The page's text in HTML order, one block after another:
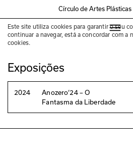
Círculo de Artes
Este site utiliza cookies para garantir o seu
continuar a navegar, está a concordar com a
cookies.
NEG (Nova
Exposições
2024
Anozero‘24 – O
Fantasma da Liberdade